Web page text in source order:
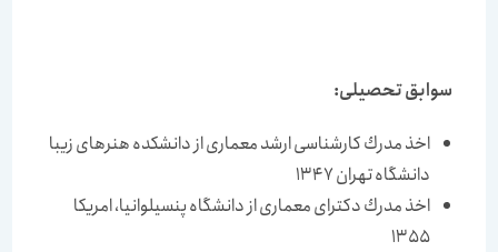
سوابق تحصیلی:
اخذ مدرك كارشناسی ارشد معماری از دانشكده هنرهای زیبا
دانشگاه تهران 1347
اخذ مدرك دكترای معماری از دانشگاه پنسیلوانیا، امریكا
1355